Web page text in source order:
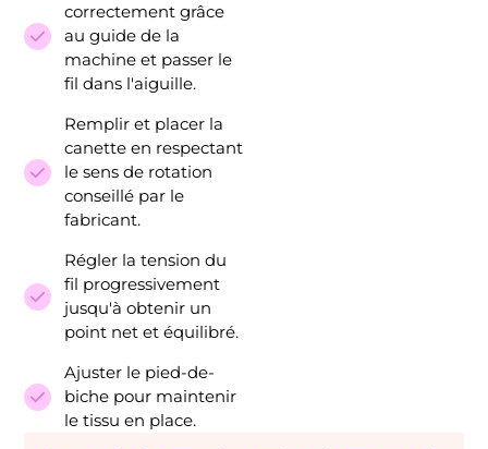
correctement grâce
au guide de la
machine et passer le
fil dans l'aiguille.
Remplir et placer la
canette en respectant
le sens de rotation
conseillé par le
fabricant.
Régler la tension du
fil progressivement
jusqu'à obtenir un
point net et équilibré.
Ajuster le pied-de-
biche pour maintenir
le tissu en place.